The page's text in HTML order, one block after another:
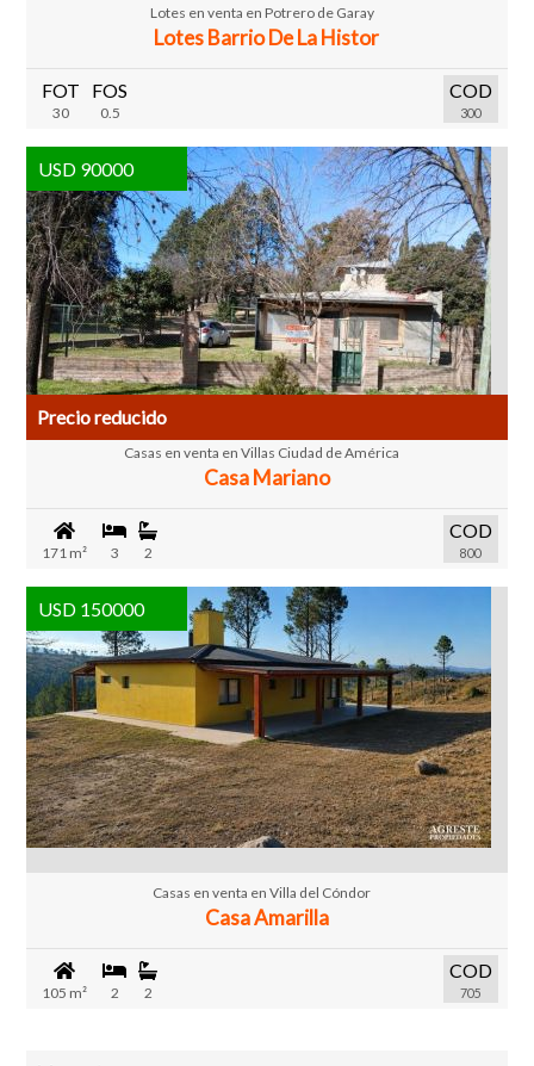
Lotes en venta en Potrero de Garay
Lotes Barrio De La Histor
FOT
30
FOS
0.5
COD
300
USD 90000
Precio reducido
Casas en venta en Villas Ciudad de América
Casa Mariano
171 m² 3 2
COD
800
USD 150000
Casas en venta en Villa del Cóndor
Casa Amarilla
105 m² 2 2
COD
705